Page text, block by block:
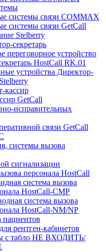
системы связи COMMAX
системы связи GetCall
Stelberry
секретарь
переговорное устройство
HostCall RK.01
устройства Директор-
кассир
GetCall
исправительных
связи GetCall
системы вызова
сигнализации
персонала HostCall
система вызова
HostCall-CMP
система вызова
HostCall-NM/NP
рентген-кабинетов
с табло НЕ ВХОДИТЬ/